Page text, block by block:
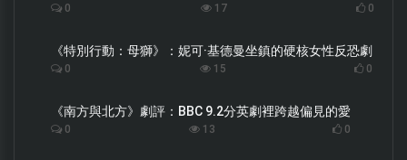
0 17 0
《特別行動：母獅》：妮可·基德曼坐鎮的硬核女性反恐劇
0 15 0
《南方與北方》劇評：BBC 9.2分英劇裡跨越偏見的愛
0 13 0